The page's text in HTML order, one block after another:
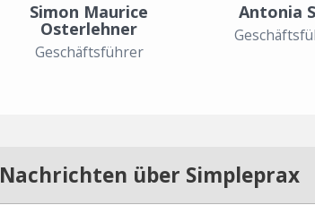
Simon Maurice
Osterlehner
Geschäftsführer
Antonia
Nachrichten über Simpleprax